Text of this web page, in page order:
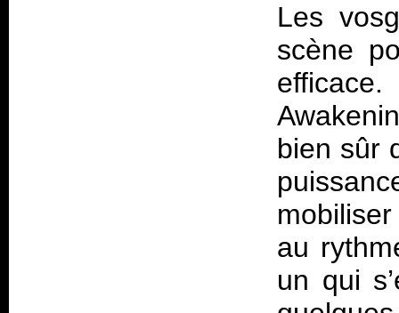
Les
scène
bien sûr
au
un qui